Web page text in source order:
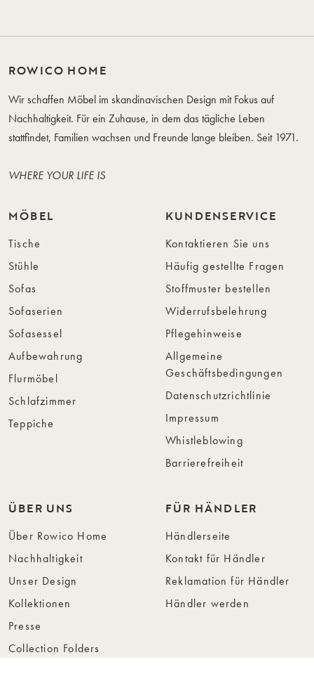
ROWICO HOME
Wir schaffen Möbel im skandinavischen Design mit Fokus auf
Nachhaltigkeit. Für ein Zuhause, in dem das tägliche Leben
stattfindet, Familien wachsen und Freunde lange bleiben. Seit 1971.
WHERE YOUR LIFE IS
MÖBEL
Tische
Stühle
Sofas
Sofaserien
Sofasessel
Aufbewahrung
Flurmöbel
Schlafzimmer
Teppiche
KUNDENSERVICE
Kontaktieren Sie uns
Häufig gestellte Fragen
Stoffmuster bestellen
Widerrufsbelehrung
Pflegehinweise
Allgemeine
Geschäftsbedingungen
Datenschutzrichtlinie
Impressum
Whistleblowing
Barrierefreiheit
ÜBER UNS
Über Rowico Home
Nachhaltigkeit
Unser Design
Kollektionen
Presse
Collection Folders
FÜR HÄNDLER
Händlerseite
Kontakt für Händler
Reklamation für Händler
Händler werden